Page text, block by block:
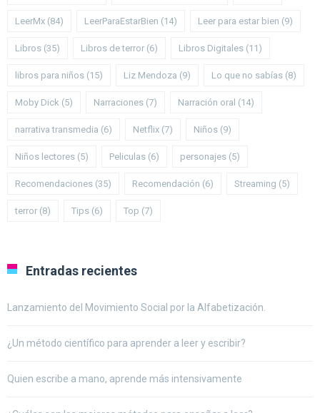
LeerMx (84) LeerParaEstarBien (14) Leer para estar bien (9)
Libros (35) Libros de terror (6) Libros Digitales (11)
libros para niños (15) Liz Mendoza (9) Lo que no sabías (8)
Moby Dick (5) Narraciones (7) Narración oral (14)
narrativa transmedia (6) Netflix (7) Niños (9)
Niños lectores (5) Peliculas (6) personajes (5)
Recomendaciones (35) Recomendación (6) Streaming (5)
terror (8) Tips (6) Top (7)
Entradas recientes
Lanzamiento del Movimiento Social por la Alfabetización.
¿Un método científico para aprender a leer y escribir?
Quien escribe a mano, aprende más intensivamente